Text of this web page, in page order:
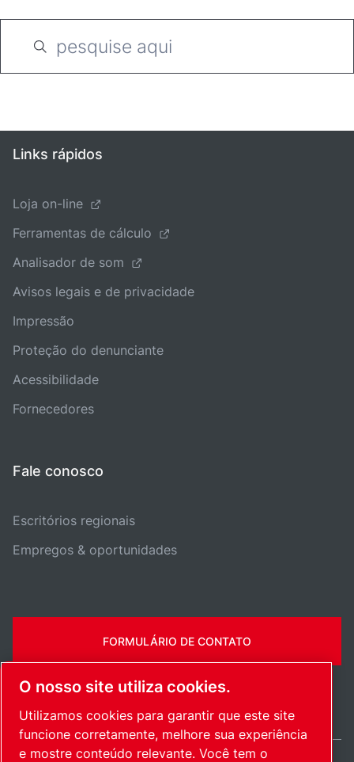
Links rápidos
Loja on-line
Ferramentas de cálculo
Analisador de som
Avisos legais e de privacidade
Impressão
Proteção do denunciante
Acessibilidade
Fornecedores
Fale conosco
Escritórios regionais
Empregos & oportunidades
FORMULÁRIO DE CONTATO
O nosso site utiliza cookies.
Utilizamos cookies para garantir que este site
funcione corretamente, melhore sua experiência
e mostre conteúdo relevante. Você tem o